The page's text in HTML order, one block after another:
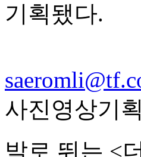
기획됐다.
사진영상기
발로 뛰는 <